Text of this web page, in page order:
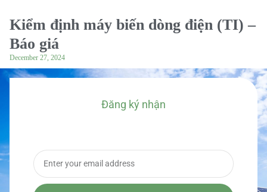
Kiểm định máy biến dòng điện (TI) –
Báo giá
December 27, 2024
Đăng ký nhận